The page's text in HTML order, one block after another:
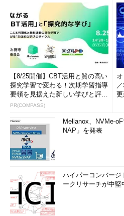
タスクバーの検索ボックスで起動する
タスクバーにある検索ボックスに「taskm」
ができる。ただし、「タスク」と入力した場
ケジューラが「最も一致する検索結果」にな
で注意してほしい。
［ファイル名を指定して実行］
ャーを起動する
［Windows］＋［R］キーなどで
【8/25開催】CBT活用と質の高い
探究学習で変わる！次期学習指導
要領を見据えた新しい学びと評価
のカタチ【オンラインイベ...
PR(COMPASS)
Mellanox、NVMe-
NAP」を発表
ハイパーコンバージ
ークリサーチが中